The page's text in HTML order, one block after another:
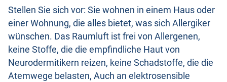
Stellen Sie sich vor: Sie wohnen in einem Haus oder
einer Wohnung, die alles bietet, was sich Allergiker
wünschen. Das Raumluft ist frei von Allergenen,
keine Stoffe, die die empfindliche Haut von
Neurodermitikern reizen, keine Schadstoffe, die die
Atemwege belasten, Auch an elektrosensible